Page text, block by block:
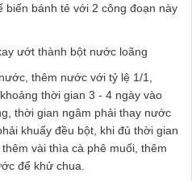
biến bánh tẻ với 2 công đoạn này
ướt thành bột nước loãng
thêm nước với tỷ lệ 1/1,
thời gian 3 - 4 ngày vào
thời gian ngâm phải thay nước
khuấy đều bột, khi đủ thời gian
vài thìa cà phê muối, thêm
để khử chua.